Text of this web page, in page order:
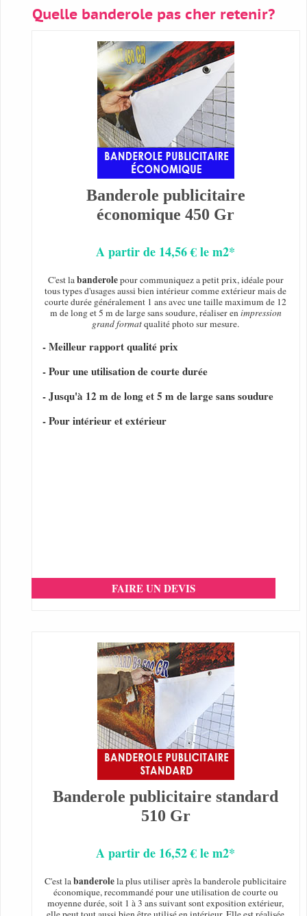
Quelle banderole pas cher retenir?
Banderole publicitaire
économique 450 Gr
A partir de 14,56 € le m2*
C'est labanderolepour communiquez a petit prix, idéale pour
tous types d'usages aussi bien intérieur comme extérieur mais de
courte durée généralement 1 ans avec une taille maximum de 12
m de long et 5 m de large sans soudure, réaliser enimpression
grand formatqualité photo sur mesure.
- Meilleur rapport qualité prix
- Pour une utilisation de courte durée
- Jusqu'à 12 m de long et 5 m de large sans soudure
- Pour intérieur et extérieur
FAIRE UN DEVIS
Banderole publicitaire standard
510 Gr
A partir de 16,52 € le m2*
C'est labanderolela plus utiliser après la banderole publicitaire
économique, recommandé pour une utilisation de courte ou
moyenne durée, soit 1 à 3 ans suivant sont exposition extérieur,